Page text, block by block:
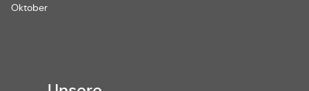
Oktober